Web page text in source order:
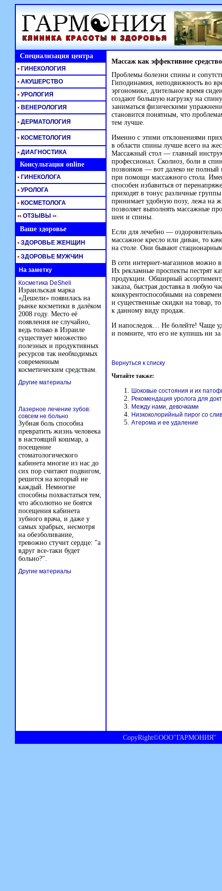
Специализация центра Массаж как эффективное
Проблемы болезни спины и
Гиподинамия, неподвижность во
эргономике, длительное время
создают большую нагрузку на
заниматься физическими
становится понятным, что
тем лучше.
Именно с этими отклонениями
в области спины лучше всего на
Массажный стол — главный
профессионал. Сколиоз, боли в
позвонков — вот далеко не полный
при помощи массажного стола.
способен избавиться от
приходят в тонус различные
принимает удобную позу, лежа на
позволяет выполнять массажные
шеи и спины.
Если для лечебно —
массажное кресло или диван, то
на столе. Они бывают
В сети интернет-магазинов можно
Их рекламные проспекты пестрят
продукции. Обширный
заказа, быстрая доставка в любую
конкурентоспособными на
и существенные скидки на товар,
к данному виду продаж.
И напоследок… Не болейте! Чаще
и помните, что его не купишь ни за
Вернуться к списку
Читайте также:
Шоковые состояния и их
Рекомендация уролога для
Между нами, девочками
Низкоколорийный пирог со
Атерома и ее удаление
• ГИНЕКОЛОГИЯ
• АКУШЕРСТВО
• УРОЛОГИЯ
• ВЕНЕРОЛОГИЯ
• ДЕРМАТОЛОГИЯ
• КОСМЕТОЛОГИЯ
• ДИАГНОСТИКА
Консультация online
• ГИНЕКОЛОГА
• УРОЛОГА
• КОСМЕТОЛОГА
•• ОТЗЫВЫ ••
Ваше здоровье
• ЗДОРОВЬЕ ЖЕНЩИН
• ЗДОРОВЬЕ МУЖЧИН
На заметку
Косметика DeSheli
Израильская марка
«Дешели» появилась на
рынке косметики в далёком
2008 году. Место её
появления не случайно,
ведь только в Израиле
существует множество
полезных и продуктивных
ресурсов так необходимых
современным
косметическим средствам.
Другие материалы
Лазерное лечение зубов:
совсем не больно
Зубная боль способна
превратить жизнь человека
в настоящий кошмар, а
посещение
стоматологического
кабинета многие из нас до
сих пор считают подвигом,
решится на который не
каждый. Немногие
способны похвастаться тем,
что абсолютно не боятся
посещения кабинета
зубного врача, и даже у
самых храбрых, несмотря
на обезболивание,
тревожно стучит сердце: "а
вдруг все-таки будет
больно?".
Другие материалы